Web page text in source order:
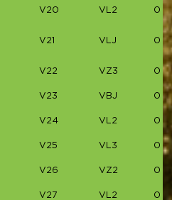
V20 VL2
V21 VLJ
V22 VZ3
V23 VBJ
V24 VL2
V25 VL3
V26 VZ2
V27 VL2